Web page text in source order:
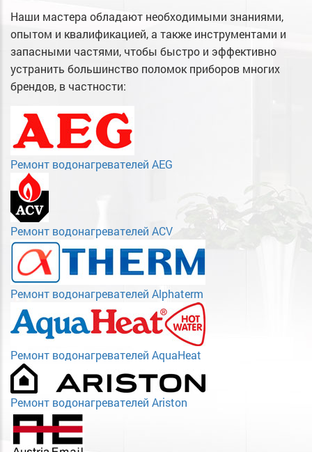
Наши мастера обладают необходимыми знаниями,
опытом и квалификацией, а также инструментами и
запасными частями, чтобы быстро и эффективно
устранить большинство поломок приборов многих
брендов, в частности:
Ремонт водонагревателей AEG
Ремонт водонагревателей ACV
Ремонт водонагревателей Alphaterm
Ремонт водонагревателей AquaHeat
Ремонт водонагревателей Ariston